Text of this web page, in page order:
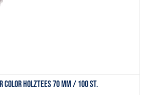
Color Holztees 70 mm / 100 St.